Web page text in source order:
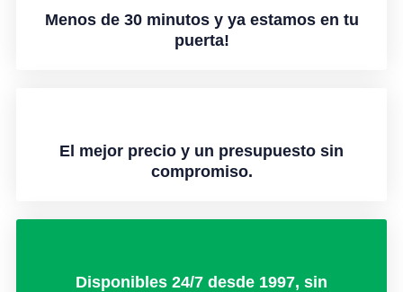
Menos de 30 minutos y ya estamos en tu
puerta!
El mejor precio y un presupuesto sin
compromiso.
Disponibles 24/7 desde 1997, sin